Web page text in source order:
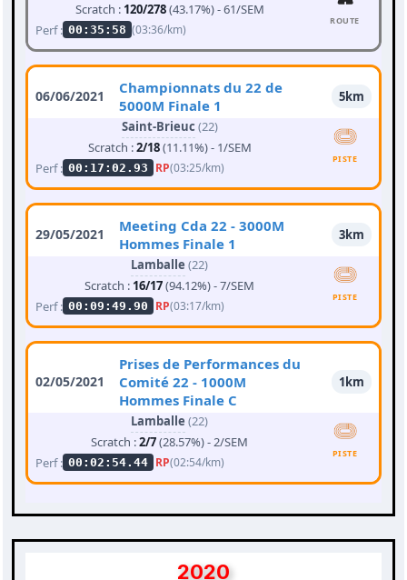
Scratch : 120/278(43.17%) - 61/SEM
Perf : 00:35:58 (03:36/km)
ROUTE
06/06/2021
Championnats du 22 de
5000M Finale 1
5km
Saint-Brieuc (22)
Scratch :2/18(11.11%) - 1/SEM
Perf : 00:17:02.93 RP(03:25/km)
PISTE
29/05/2021
Meeting Cda 22 - 3000M
Hommes Finale 1
3km
Lamballe (22)
Scratch : 16/17(94.12%) - 7/SEM
Perf : 00:09:49.90 RP(03:17/km)
PISTE
02/05/2021
Prises de Performances du
Comité 22 - 1000M
Hommes Finale C
1km
Lamballe (22)
Scratch :2/7(28.57%) - 2/SEM
Perf : 00:02:54.44 RP(02:54/km)
PISTE
2020